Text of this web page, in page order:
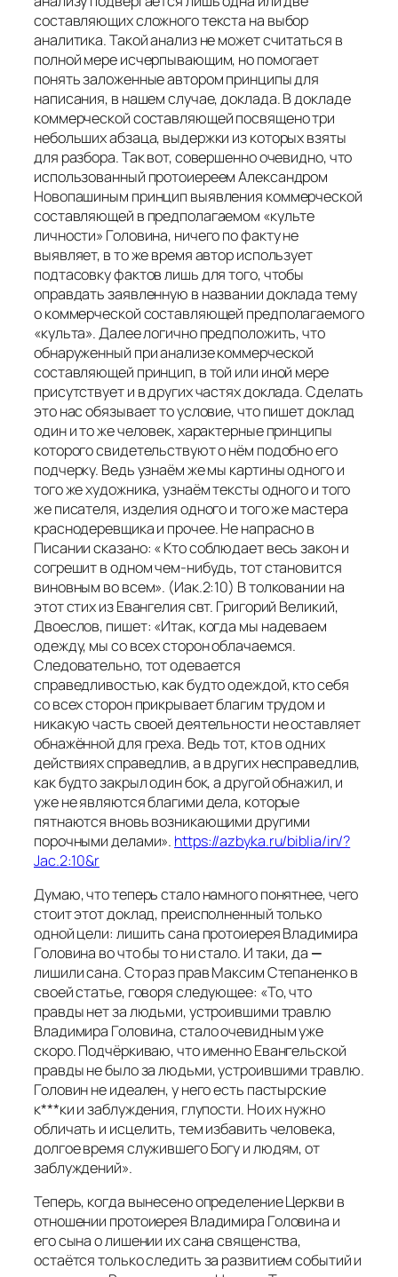
составляющих сложного текста на выбор
аналитика. Такой анализ не может считаться в
полной мере исчерпывающим, но помогает
понять заложенные автором принципы для
написания, в нашем случае, доклада. В докладе
коммерческой составляющей посвящено три
небольших абзаца, выдержки из которых взяты
для разбора. Так вот, совершенно очевидно, что
использованный протоиереем Александром
Новопашиным принцип выявления коммерческой
составляющей в предполагаемом «культе
личности» Головина, ничего по факту не
выявляет, в то же время автор использует
подтасовку фактов лишь для того, чтобы
оправдать заявленную в названии доклада тему
о коммерческой составляющей предполагаемого
«культа». Далее логично предположить, что
обнаруженный при анализе коммерческой
составляющей принцип, в той или иной мере
присутствует и в других частях доклада. Сделать
это нас обязывает то условие, что пишет доклад
один и то же человек, характерные принципы
которого свидетельствуют о нём подобно его
подчерку. Ведь узнаём же мы картины одного и
того же художника, узнаём тексты одного и того
же писателя, изделия одного и того же мастера
краснодеревщика и прочее. Не напрасно в
Писании сказано: « Кто соблюдает весь закон и
согрешит в одном чем-нибудь, тот становится
виновным во всем». (Иак.2:10) В толковании на
этот стих из Евангелия свт. Григорий Великий,
Двоеслов, пишет: «Итак, когда мы надеваем
одежду, мы со всех сторон облачаемся.
Следовательно, тот одевается
справедливостью, как будто одеждой, кто себя
со всех сторон прикрывает благим трудом и
никакую часть своей деятельности не оставляет
обнажённой для греха. Ведь тот, кто в одних
действиях справедлив, а в других несправедлив,
как будто закрыл один бок, а другой обнажил, и
уже не являются благими дела, которые
пятнаются вновь возникающими другими
порочными делами». https://azbyka.ru/biblia/in/?
Jac.2:10&r
Думаю, что теперь стало намного понятнее, чего
стоит этот доклад, преисполненный только
одной цели: лишить сана протоиерея Владимира
Головина во что бы то ни стало. И таки, да —
лишили сана. Сто раз прав Максим Степаненко в
своей статье, говоря следующее: «То, что
правды нет за людьми, устроившими травлю
Владимира Головина, стало очевидным уже
скоро. Подчёркиваю, что именно Евангельской
правды не было за людьми, устроившими травлю.
Головин не идеален, у него есть пастырские
к***ки и заблуждения, глупости. Но их нужно
обличать и исцелить, тем избавить человека,
долгое время служившего Богу и людям, от
заблуждений».
Теперь, когда вынесено определение Церкви в
отношении протоиерея Владимира Головина и
его сына о лишении их сана священства,
остаётся только следить за развитием событий и